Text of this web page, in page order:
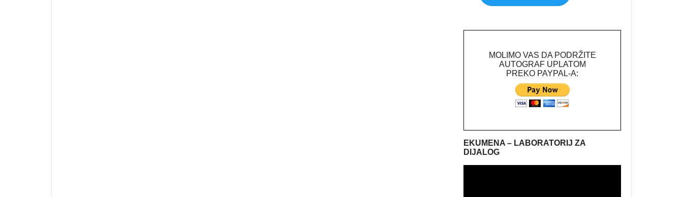
MOLIMO VAS DA PODRŽITE
AUTOGRAF UPLATOM
PREKO PAYPAL-A:
EKUMENA – LABORATORIJ ZA
DIJALOG